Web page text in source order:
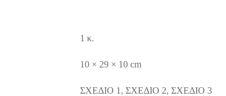
1 κ.
10 × 29 × 10 cm
ΣΧΕΔΙΟ 1, ΣΧΕΔΙΟ 2, ΣΧΕΔΙΟ 3